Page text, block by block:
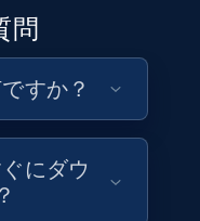
今すぐ購入
問
すか？
にダウ